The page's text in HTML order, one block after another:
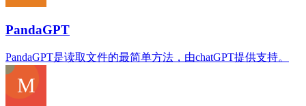
PandaGPT
PandaGPT是读取文件的最简单方法，由chatGPT提供支持。